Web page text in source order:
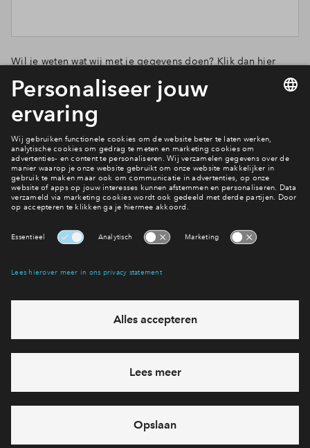
Wil je weten wat wij met je gegevens doen? Klik dan hier
privacy statement
Hiermee blijf je op de hoogte van het belangrijkste nieuws en
Ja, ik wil mij aanmelden
Heb je een vraag en wil je direct antwoord? Bel ons op088
712 28 68
6 dagen per week beschikbaar (behalve tijdens